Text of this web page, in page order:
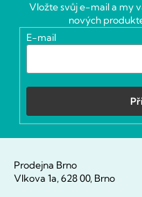
Vložte svůj e-mail a my
nových
E-mail
Prodejna Brno
Vlkova 1a, 628 00, Brno